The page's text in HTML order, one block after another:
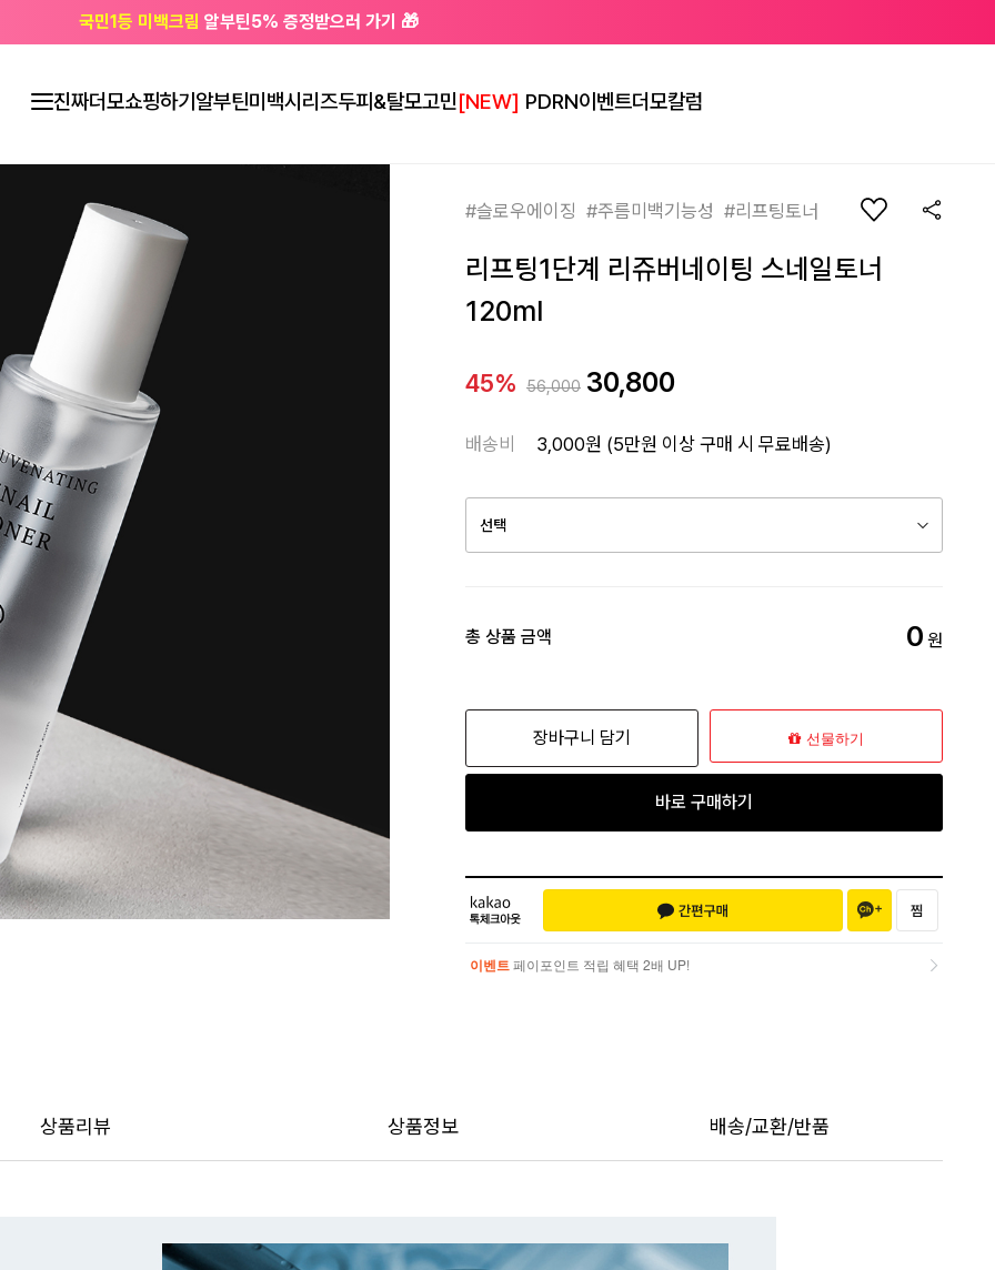
국민1등 미백크림 알부틴5% 증정받으러 가기 🎁
진짜더모쇼핑하기 알부틴미백시리즈두피&탈모고민[NEW] PDRN이벤트더모칼럼
#슬로우에이징 #주름미백기능성 #리프팅토너
리프팅1단계 리쥬버네이팅 스네일토너
120ml
45% 56,000 30,800
배송비 3,000원 (5만원 이상 구매 시 무료배송)
총 상품 금액 0 원
장바구니 담기 선물하기
바로 구매하기
이벤트페이포인트 적립 혜택 2배 UP!
상품리뷰 상품정보 배송/교환/반품